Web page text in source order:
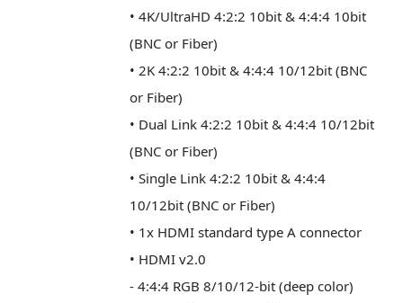
• 4K/UltraHD 4:2:2 10bit & 4:4:4 10bit
(BNC or Fiber)
• 2K 4:2:2 10bit & 4:4:4 10/12bit (BNC
or Fiber)
• Dual Link 4:2:2 10bit & 4:4:4 10/12bit
(BNC or Fiber)
• Single Link 4:2:2 10bit & 4:4:4
10/12bit (BNC or Fiber)
• 1x HDMI standard type A connector
• HDMI v2.0
- 4:4:4 RGB 8/10/12-bit (deep color)